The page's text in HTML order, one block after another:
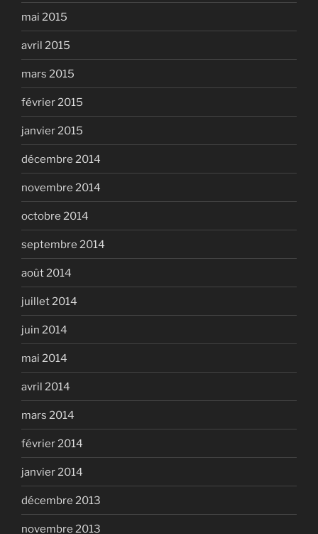
mai 2015
avril 2015
mars 2015
février 2015
janvier 2015
décembre 2014
novembre 2014
octobre 2014
septembre 2014
août 2014
juillet 2014
juin 2014
mai 2014
avril 2014
mars 2014
février 2014
janvier 2014
décembre 2013
novembre 2013